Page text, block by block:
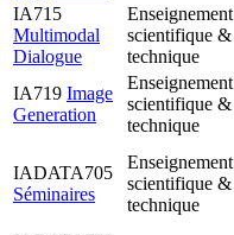
IA715
Multimodal
Dialogue
Enseignement
scientifique &
technique
IA719 Image
Generation
Enseignement
scientifique &
technique
IADATA705
Séminaires
Enseignement
scientifique &
technique